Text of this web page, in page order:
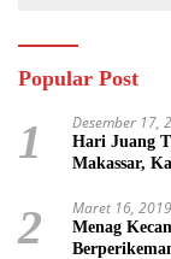
Popular Post
1 Desember 17,
Hari Juang
Makassar,
2 Maret 16, 2019
Menag